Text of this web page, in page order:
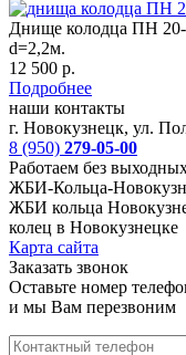
Днище колодца ПН 20-
d=2,2м.
12 500 р.
Подробнее
наши контакты
г. Новокузнецк, ул.
8 (950) 279-05-00
Работаем без
ЖБИ-Кольца-
ЖБИ кольца
колец в Новокузнецке
Карта сайта
Заказать звонок
Оставьте номер
и мы Вам перезвоним